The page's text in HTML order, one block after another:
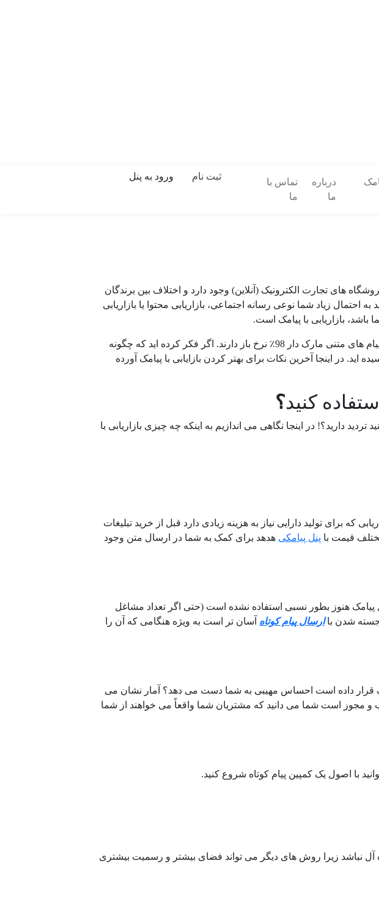
درباره
ما
تماس با
ما
ثبت نام ورود به پنل
های تجارت الکترونیک (آنلاین) وجود دارد و اختلاف بین برندگان
احتمال زیاد شما نوعی رسانه اجتماعی، بازاریابی محتوا یا بازاریابی
باشد، بازاریابی با پیامک است.
در حال حاضر در مورد بازاریابی پیامکی هیاهوی زیادی وجود دارد و دلیل آن این است که پیام های متنی مارک دار 98٪ نرخ باز دارند. اگر فکر کرده اید که چگونه
در اینجا آخرین نکات برای بهتر کردن بازایابی با پیامک آورده
کنید؟
دارید؟! در اینجا نگاهی می اندازیم به اینکه چه چیزی بازاریابی با
که برای تولید دارایی نیاز به هزینه زیادی دارد قبل از خرید تبلیغات
قیمت با پنل پیامکی هدهد برای کمک به شما در ارسال متن وجود
پیامک هنوز بطور نسبی استفاده نشده است (حتی اگر تعداد مشاغل
ارسال پیام کوتاه آسان تر است به ویژه هنگامی که آن را
قرار داده است احساس مهیبی به شما دست می دهد؟ آمار نشان می
و مجوز است شما می دانید که مشتریان شما واقعاً می خواهند از شما
با اصول یک کمپین پیام کوتاه شروع کنید.
آل نباشد زیرا روش های دیگر می تواند فضای بیشتر و رسمیت بیشتری